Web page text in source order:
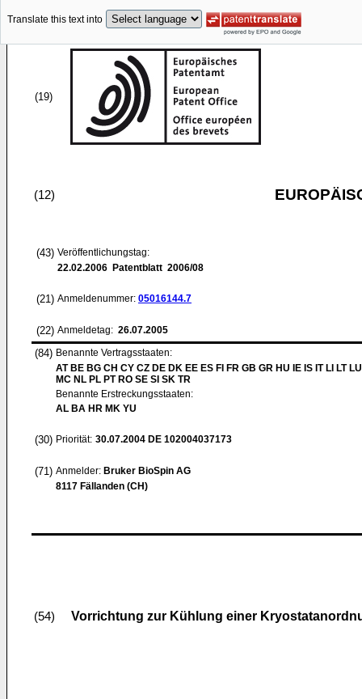
Translate this text into
(19)
(12)
(43) Veröffentlichungstag:
22.02.2006 Patentblatt 2006/08
(21) Anmeldenummer: 05016144.7
(22) Anmeldetag: 26.07.2005
(84) Benannte Vertragsstaaten:
AT BE BG CH CY CZ DE DK EE ES FI FR GB GR HU IE IS IT LI LT
MC NL PL PT RO SE SI SK TR
Benannte Erstreckungsstaaten:
AL BA HR MK YU
(30) Priorität: 30.07.2004 DE 102004037173
(71) Anmelder: Bruker BioSpin AG
8117 Fällanden (CH)
(54) Vorrichtung zur Kühlung einer